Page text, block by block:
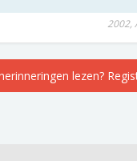
2002,
lezen?